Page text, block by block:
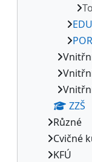
ZZŠ
Různé
Cvičné
KFÚ